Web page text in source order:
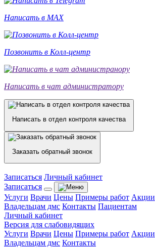
Написать в MAX
Позвонить в Колл-центр
Написать в чат администратору
Написать в отдел контроля качества
Заказать обратный звонок
Записаться Личный кабинет
Записаться
Услуги Врачи Цены Примеры работ Акции
Владельцам дмс Контакты Пациентам
Личный кабинет
Версия для слабовидящих
Услуги Врачи Цены Примеры работ Акции
Владельцам дмс Контакты